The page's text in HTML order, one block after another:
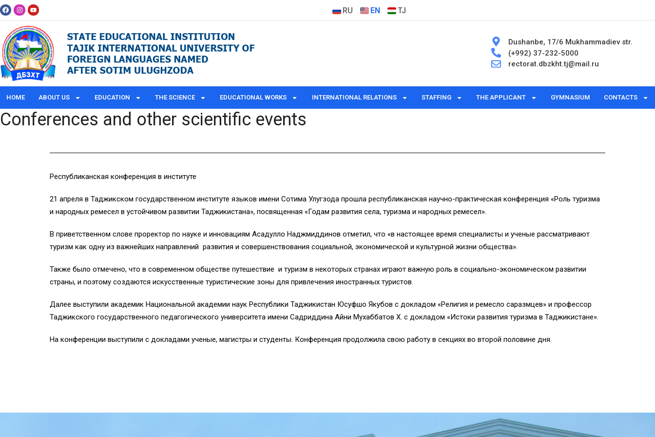
RU EN TJ
Dushanbe, 17/6 Mukhammadiev str.
(+992) 37-232-5000
rectorat.dbzkht.tj@mail.ru
HOME ABOUT US EDUCATION THE SCIENCE EDUCATIONAL WORKS INTERNATIONAL RELATIONS STAFFING THE APPLICANT GYMNASIUM CONTACTS
Conferences and other scientific events
Республиканская конференция в институте
21 апреля в Таджикском государственном институте языков имени Сотима Улугзода прошла республиканская научно-практическая конференция «Роль туризма
и народных ремесел в устойчивом развитии Таджикистана», посвященная «Годам развития села, туризма и народных ремесел».
В приветственном слове проректор по науке и инновациям Асадулло Наджмиддинов отметил, что «в настоящее время специалисты и ученые рассматривают
туризм как одну из важнейших направлений развития и совершенствования социальной, экономической и культурной жизни общества».
Также было отмечено, что в современном обществе путешествие и туризм в некоторых странах играют важную роль в социально-экономическом развитии
страны, и поэтому создаются искусственные туристические зоны для привлечения иностранных туристов.
Далее выступили академик Национальной академии наук Республики Таджикистан Юсуфшо Якубов с докладом «Религия и ремесло саразмцев» и профессор
Таджикского государственного педагогического университета имени Садриддина Айни Мухаббатов Х. с докладом «Истоки развития туризма в Таджикистане».
На конференции выступили с докладами ученые, магистры и студенты. Конференция продолжила свою работу в секциях во второй половине дня.